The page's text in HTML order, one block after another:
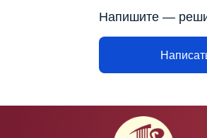
Напишите —